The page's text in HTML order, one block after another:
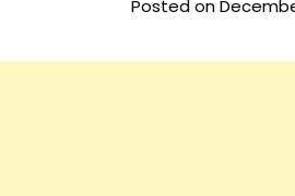
Posted on